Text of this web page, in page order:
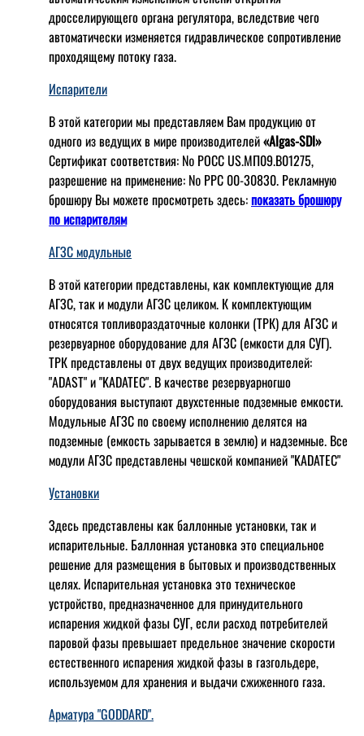
дросселирующего органа регулятора, вследствие чего
автоматически изменяется гидравлическое сопротивление
проходящему потоку газа.
Испарители
В этой категории мы представляем Вам продукцию от
одного из ведущих в мире производителей«Algas-SDI»
Сертификат соответствия: № РОСС US.МП09.В01275,
разрешение на применение: № РРС 00-30830. Рекламную
брошюру Вы можете просмотреть здесь:показать брошюру
по испарителям
АГЗС модульные
В этой категории представлены, как комплектующие для
АГЗС, так и модули АГЗС целиком. К комплектующим
относятся топливораздаточные колонки (ТРК) для АГЗС и
резервуарное оборудование для АГЗС (емкости для СУГ).
ТРК представлены от двух ведущих производителей:
"ADAST" и "KADATEC". В качестве резервуарногшо
оборудования выступают двухстенные подземные емкости.
Модульные АГЗС по своему исполнению делятся на
подземные (емкость зарывается в землю) и надземные. Все
модули АГЗС представлены чешской компанией "KADATEC"
Установки
Здесь представлены как баллонные установки, так и
испарительные. Баллонная установка это специальное
решение для размещения в бытовых и производственных
целях. Испарительная установка это техническое
устройство, предназначенное для принудительного
испарения жидкой фазы СУГ, если расход потребителей
паровой фазы превышает предельное значение скорости
естественного испарения жидкой фазы в газгольдере,
используемом для хранения и выдачи сжиженного газа.
Арматура "GODDARD".